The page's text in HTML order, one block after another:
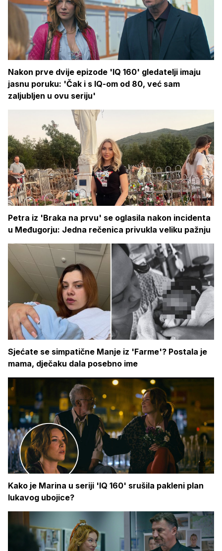
Nakon prve dvije epizode 'IQ 160' gledatelji imaju
jasnu poruku: 'Čak i s IQ-om od 80, već sam
zaljubljen u ovu seriju'
Petra iz 'Braka na prvu' se oglasila nakon incidenta
u Međugorju: Jedna rečenica privukla veliku pažnju
Sjećate se simpatične Manje iz 'Farme'? Postala je
mama, dječaku dala posebno ime
Kako je Marina u seriji 'IQ 160' srušila pakleni plan
lukavog ubojice?